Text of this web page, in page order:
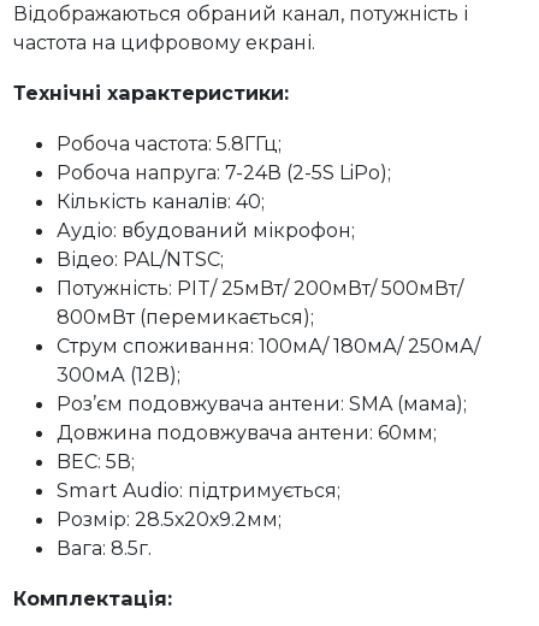
Відображаються обраний канал, потужність і
частота на цифровому екрані.
Технічні характеристики:
Робоча частота: 5.8ГГц;
Робоча напруга: 7-24В (2-5S LiPo);
Кількість каналів: 40;
Аудіо: вбудований мікрофон;
Відео: PAL/NTSC;
Потужність: PIT/ 25мВт/ 200мВт/ 500мВт/
800мВт (перемикається);
Струм споживання: 100мА/ 180мА/ 250мА/
300мА (12В);
Роз’єм подовжувача антени: SMA (мама);
Довжина подовжувача антени: 60мм;
BEC: 5В;
Smart Audio: підтримується;
Розмір: 28.5х20х9.2мм;
Вага: 8.5г.
Комплектація: